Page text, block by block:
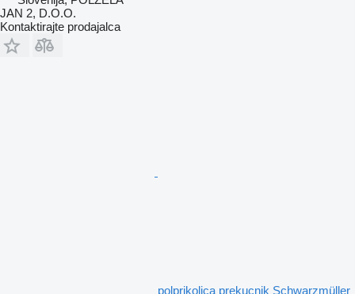
JAN 2, D.O.O.
Kontaktirajte prodajalca
polprikolica prekucnik Schwarzmüller